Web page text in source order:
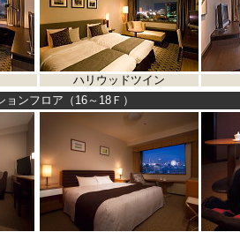
ハリウッドツイン
ョンフロア（16～18Ｆ）